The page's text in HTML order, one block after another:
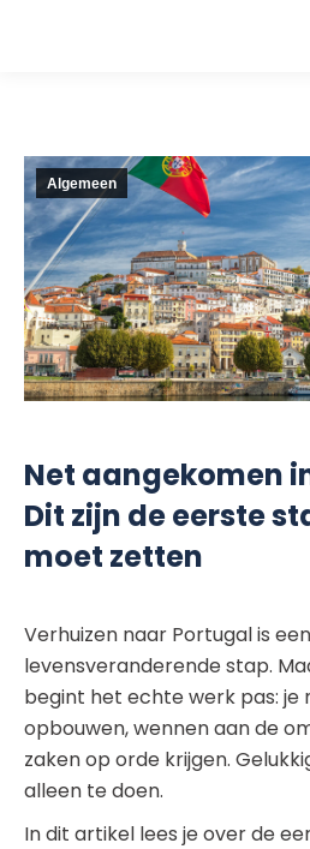
Algemeen
Net aangekomen
Dit zijn de eerste
moet zetten
Verhuizen naar Portugal is
levensveranderende stap.
begint het echte werk pas: je
opbouwen, wennen aan de
zaken op orde krijgen.
alleen te doen.
In dit artikel lees je over de